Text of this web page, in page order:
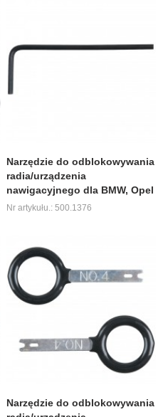
Narzędzie do odblokowywania
radia/urządzenia
nawigacyjnego dla BMW, Opel
Nr artykułu.: 500.1376
Narzędzie do odblokowywania